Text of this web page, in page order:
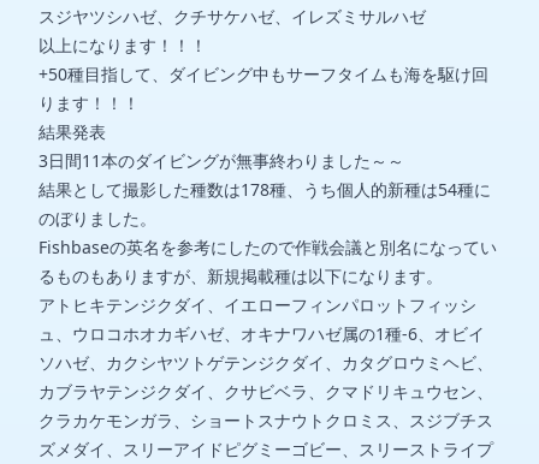
スジヤツシハゼ、クチサケハゼ、イレズミサルハゼ
以上になります！！！
+50種目指して、ダイビング中もサーフタイムも海を駆け回
ります！！！
結果発表
3日間11本のダイビングが無事終わりました～～
結果として撮影した種数は178種、うち個人的新種は54種に
のぼりました。
Fishbaseの英名を参考にしたので作戦会議と別名になってい
るものもありますが、新規掲載種は以下になります。
アトヒキテンジクダイ、イエローフィンパロットフィッシ
ュ、ウロコホオカギハゼ、オキナワハゼ属の1種-6、オビイ
ソハゼ、カクシヤツトゲテンジクダイ、カタグロウミヘビ、
カブラヤテンジクダイ、クサビベラ、クマドリキュウセン、
クラカケモンガラ、ショートスナウトクロミス、スジブチス
ズメダイ、スリーアイドピグミーゴビー、スリーストライプ